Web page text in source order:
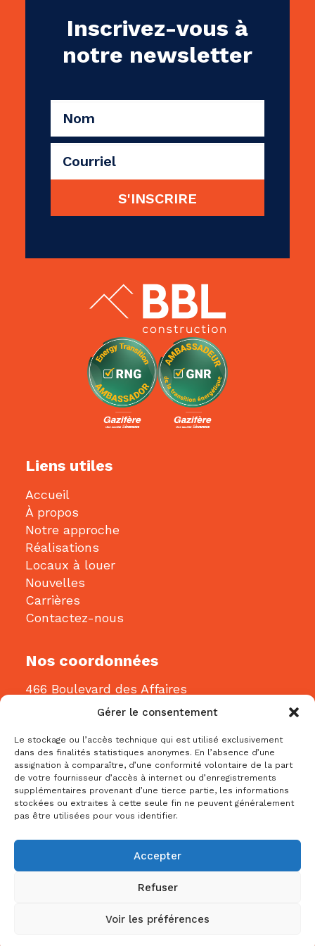
Gérer le consentement
Le stockage ou l’accès technique qui est utilisé exclusivement
dans des finalités statistiques anonymes. En l’absence d’une
assignation à comparaître, d’une conformité volontaire de la part
de votre fournisseur d’accès à internet ou d’enregistrements
supplémentaires provenant d’une tierce partie, les informations
stockées ou extraites à cette seule fin ne peuvent généralement
pas être utilisées pour vous identifier.
Accepter
Refuser
Voir les préférences
Inscrivez-vous à
notre newsletter
CAPTCHA
Nom(Nécessaire)
Courriel(Nécessaire)
Liens utiles
Accueil
À propos
Notre approche
Réalisations
Locaux à louer
Nouvelles
Carrières
Contactez-nous
Nos coordonnées
466 Boulevard des Affaires
Gatineau, QC J8R 3J8
Courriel:
info@bblconstruction.ca
Téléphone: 819-205-1115
Droit d’auteur © 2024 Bbl Construction – Tous
Termes et conditions d’utilisation|